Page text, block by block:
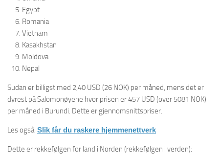
Egypt
Romania
Vietnam
Kasakhstan
Moldova
Nepal
Sudan er billigst med 2,40 USD (26 NOK) per måned, mens det er
dyrest på Salomonøyene hvor prisen er 457 USD (over 5081 NOK)
per måned i Burundi. Dette er gjennomsnittspriser.
Les også: Slik får du raskere hjemmenettverk
Dette er rekkefølgen for land i Norden (rekkefølgen i verden):